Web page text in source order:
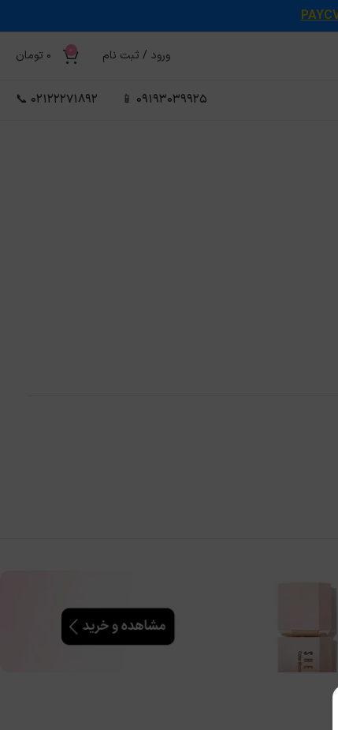
ورود / ثبت نام 0
0 تومان
09193039925 📱
02122271892 📞